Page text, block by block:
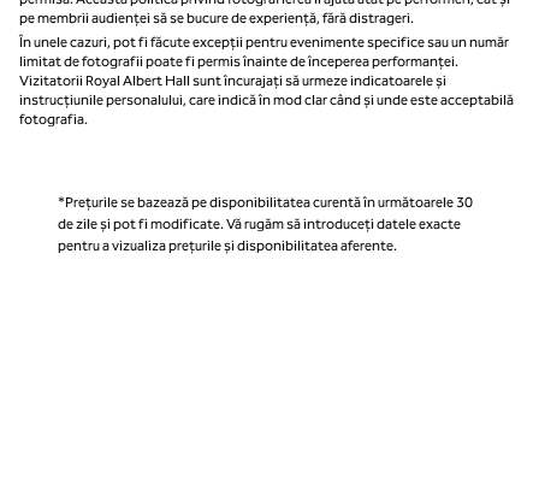
pe membrii audienței să se bucure de experiență, fără distrageri.
În unele cazuri, pot fi făcute excepții pentru evenimente specifice sau un număr
limitat de fotografii poate fi permis înainte de începerea performanței.
Vizitatorii Royal Albert Hall sunt încurajați să urmeze indicatoarele și
instrucțiunile personalului, care indică în mod clar când și unde este acceptabilă
fotografia.
*Prețurile se bazează pe disponibilitatea curentă în următoarele 30
de zile și pot fi modificate. Vă rugăm să introduceți datele exacte
pentru a vizualiza prețurile și disponibilitatea aferente.